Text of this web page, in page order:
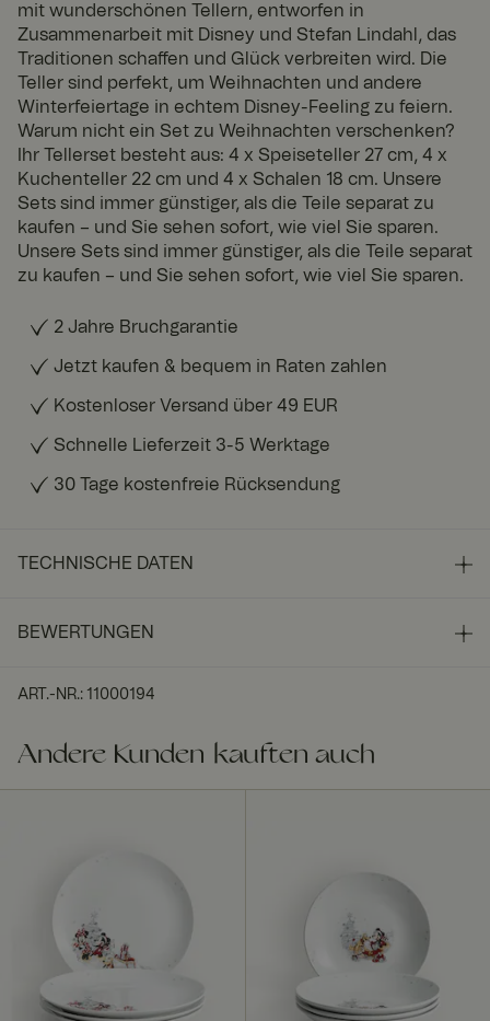
mit wunderschönen Tellern, entworfen in
Zusammenarbeit mit Disney und Stefan Lindahl, das
Traditionen schaffen und Glück verbreiten wird. Die
Teller sind perfekt, um Weihnachten und andere
Winterfeiertage in echtem Disney-Feeling zu feiern.
Warum nicht ein Set zu Weihnachten verschenken?
Ihr Tellerset besteht aus: 4 x Speiseteller 27 cm, 4 x
Kuchenteller 22 cm und 4 x Schalen 18 cm. Unsere
Sets sind immer günstiger, als die Teile separat zu
kaufen – und Sie sehen sofort, wie viel Sie sparen.
Unsere Sets sind immer günstiger, als die Teile separat
zu kaufen – und Sie sehen sofort, wie viel Sie sparen.
2 Jahre Bruchgarantie
Jetzt kaufen & bequem in Raten zahlen
Kostenloser Versand über 49 EUR
Schnelle Lieferzeit 3-5 Werktage
30 Tage kostenfreie Rücksendung
TECHNISCHE DATEN
BEWERTUNGEN
ART.-NR.: 11000194
Andere Kunden kauften auch